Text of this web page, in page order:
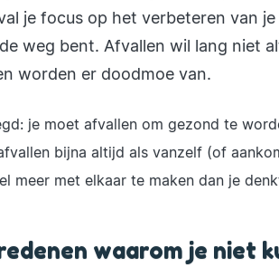
je focus op het verbeteren van
weg bent. Afvallen wil lang niet
worden er doodmoe van.
je moet afvallen om gezond te
bijna altijd als vanzelf (of
meer met elkaar te maken dan je
waarom je niet